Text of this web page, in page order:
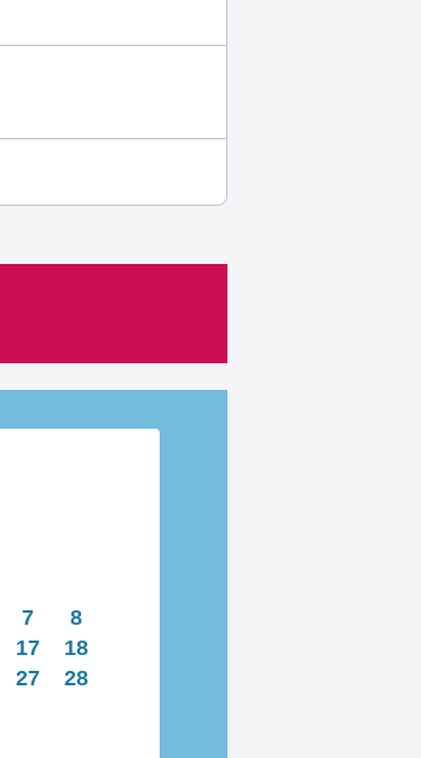
7
8
17
18
27
28